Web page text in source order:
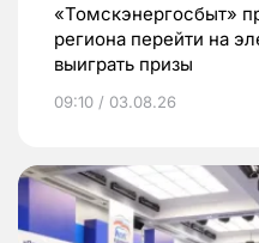
«Томскэнергосбыт»
региона перейти на
выиграть призы
09:10 / 03.08.26